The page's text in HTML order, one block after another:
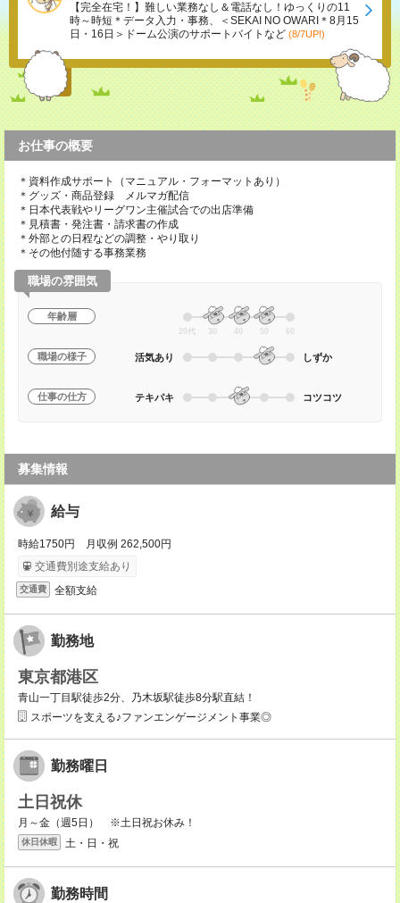
【完全在宅！】難しい業務なし＆電話なし！ゆっくりの11
時～時短＊データ入力・事務、＜SEKAI NO OWARI＊8月15
日・16日＞ドーム公演のサポートバイトなど (8/7UP!)
お仕事の概要
＊資料作成サポート（マニュアル・フォーマットあり）
＊グッズ・商品登録 メルマガ配信
＊日本代表戦やリーグワン主催試合での出店準備
＊見積書・発注書・請求書の作成
＊外部との日程などの調整・やり取り
＊その他付随する事務業務
職場の雰囲気
年齢層
20代 30 40 50 60
職場の様子 活気あり しずか
仕事の仕方 テキパキ コツコツ
募集情報
給与
時給1750円 月収例 262,500円
交通費別途支給あり
交通費 全額支給
勤務地
東京都港区
青山一丁目駅徒歩2分、乃木坂駅徒歩8分駅直結！
スポーツを支える♪ファンエンゲージメント事業◎
勤務曜日
土日祝休
月～金（週5日） ※土日祝お休み！
休日休暇 土・日・祝
勤務時間